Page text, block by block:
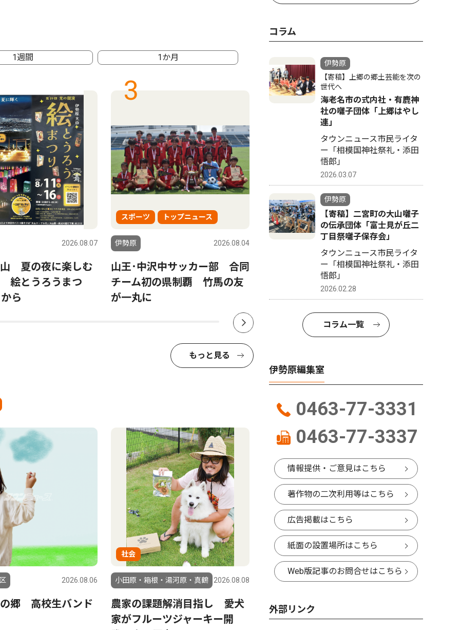
1週間 1か月
2026.08.07
夏の夜に楽しむ
絵とうろうまつ
ら
3
スポーツ トップニュース
伊勢原 2026.08.04
山王･中沢中サッカー部 合同
チーム初の県制覇 竹馬の友
が一丸に
4
社会
2026.08.07
伊勢原市粟窪 キクラゲの出
荷最盛期 10月末まで続く
伊勢原
定で
もっと見る
2026.08.06
郷 高校生バンド
社会
小田原・箱根・湯河原・真鶴 2026.08.08
農家の課題解消目指し 愛犬
家がフルーツジャーキー開
コラム
伊勢原
【寄稿】上郷の郷土芸能を次の
世代へ
海老名市の式内社・有鹿神
社の囃子団体「上郷はやし
連」
タウンニュース市民ライタ
ー「相模国神社祭礼・添田
悟郎」
2026.03.07
伊勢原
【寄稿】二宮町の大山囃子
の伝承団体「富士見が丘二
丁目祭囃子保存会」
タウンニュース市民ライタ
ー「相模国神社祭礼・添田
悟郎」
2026.02.28
コラム一覧
伊勢原編集室
0463-77-3331
0463-77-3337
情報提供・ご意見はこちら
著作物の二次利用等はこちら
広告掲載はこちら
紙面の設置場所はこちら
Web版記事のお問合せはこちら
外部リンク